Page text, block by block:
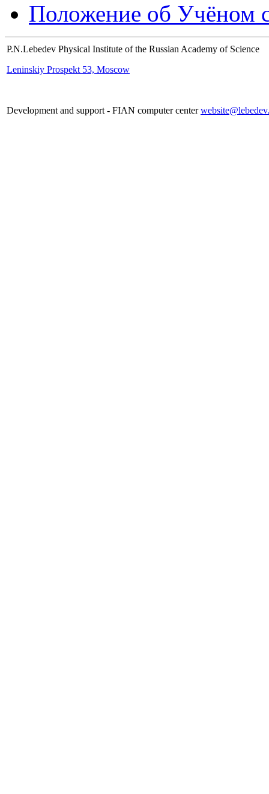
Положение об Учёном
P.N.Lebedev Physical Institute of the Russian Academy of Science
Leninskiy Prospekt 53, Moscow
Development and support - FIAN computer center